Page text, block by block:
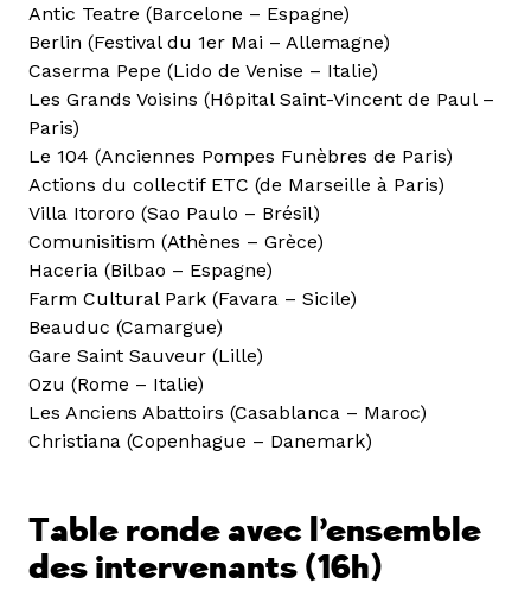
Antic Teatre (Barcelone – Espagne)
Berlin (Festival du 1er Mai – Allemagne)
Caserma Pepe (Lido de Venise – Italie)
Les Grands Voisins (Hôpital Saint-Vincent de Paul –
Paris)
Le 104 (Anciennes Pompes Funèbres de Paris)
Actions du collectif ETC (de Marseille à Paris)
Villa Itororo (Sao Paulo – Brésil)
Comunisitism (Athènes – Grèce)
Haceria (Bilbao – Espagne)
Farm Cultural Park (Favara – Sicile)
Beauduc (Camargue)
Gare Saint Sauveur (Lille)
Ozu (Rome – Italie)
Les Anciens Abattoirs (Casablanca – Maroc)
Christiana (Copenhague – Danemark)
Table ronde avec l’ensemble
des intervenants (16h)